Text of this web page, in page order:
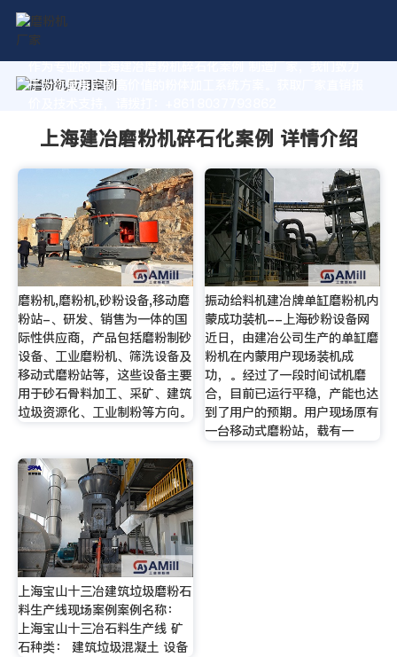
作为专业的 上海建冶磨粉机碎石化案例 制造厂家，我们致力
于为您量身定制高价值的粉体加工系统方案。获取厂家直销报
上海建冶磨粉机碎石化案例 详情介绍
磨粉机,磨粉机,砂粉设备,移动磨
粉站-、研发、销售为一体的国
际性供应商，产品包括磨粉制砂
设备、工业磨粉机、筛洗设备及
移动式磨粉站等，这些设备主要
用于砂石骨料加工、采矿、建筑
垃圾资源化、工业制粉等方向。
振动给料机建冶牌单缸磨粉机内
蒙成功装机--上海砂粉设备网
近日，由建冶公司生产的单缸磨
粉机在内蒙用户现场装机成
功，。经过了一段时间试机磨
合，目前已运行平稳，产能也达
到了用户的预期。用户现场原有
一台移动式磨粉站，载有一
上海宝山十三冶建筑垃圾磨粉石
料生产线现场案例案例名称：
上海宝山十三冶石料生产线 矿
石种类： 建筑垃圾混凝土 设备